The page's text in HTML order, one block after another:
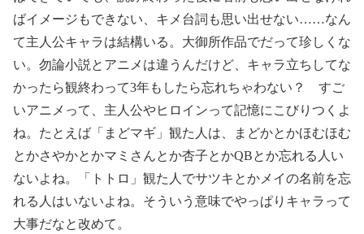
ばイメージもできない、キメ台詞も思い出せない……なん
て主人公キャラは結構いる。大御所作品でだって珍しくな
い。勿論小説とアニメは違うんだけど、キャラ立ちしてな
かったら観終わって3年もしたら忘れちゃわない？ すご
いアニメって、主人公やヒロインって記憶にこびりつくよ
ね。たとえば「まどマギ」観た人は、まどかとかほむほむ
とかさやかとかマミさんとか杏子とかQBとか忘れる人い
ないよね。「トトロ」観た人でサツキとかメイの名前を忘
れる人はいないよね。そういう意味でやっぱりキャラって
大事だなと改めて。